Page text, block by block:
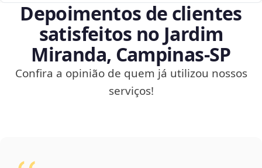
Depoimentos de clientes
satisfeitos no Jardim
Miranda, Campinas‑SP
Confira a opinião de quem já utilizou nossos
serviços!